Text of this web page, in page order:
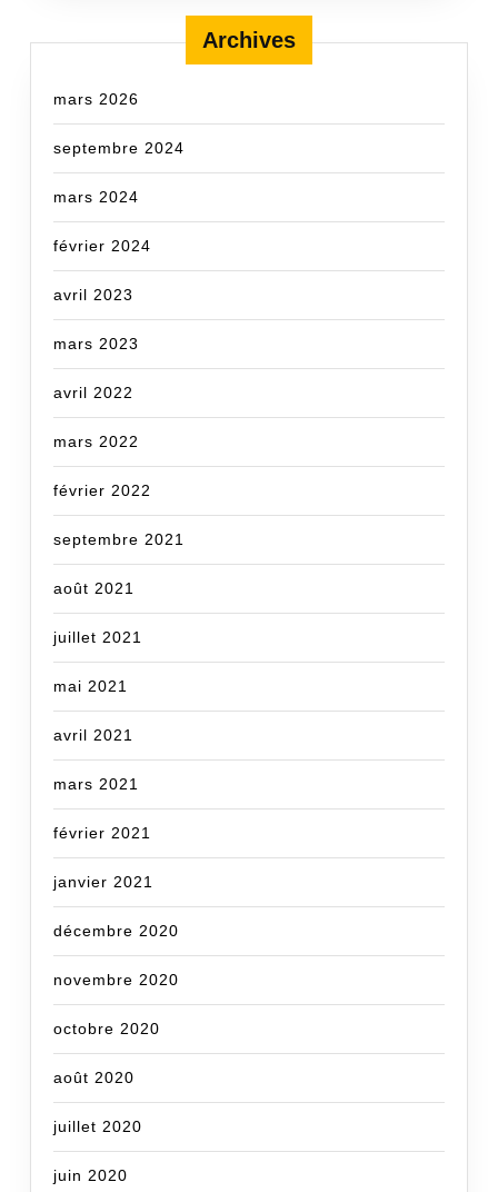
Archives
mars 2026
septembre 2024
mars 2024
février 2024
avril 2023
mars 2023
avril 2022
mars 2022
février 2022
septembre 2021
août 2021
juillet 2021
mai 2021
avril 2021
mars 2021
février 2021
janvier 2021
décembre 2020
novembre 2020
octobre 2020
août 2020
juillet 2020
juin 2020